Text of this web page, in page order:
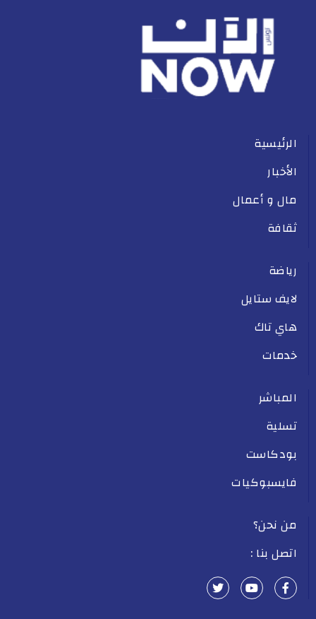
الرئيسية
الأخبار
مال و أعمال
ثقافة
رياضة
لايف ستايل
هاي تاك
خدمات
المباشر
تسلية
بودكاست
فايسبوكيات
من نحن؟
اتصل بنا :